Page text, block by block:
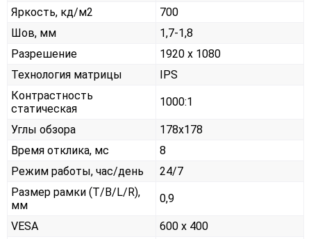
Яркость, кд/м2
700
Шов, мм
1,7-1,8
Разрешение
1920 x 1080
Технология матрицы
IPS
Контрастность
статическая
1000:1
Углы обзора
178x178
Время отклика, мс
8
Режим работы, час/день
24/7
Размер рамки (T/B/L/R),
мм
0,9
VESA
600 x 400